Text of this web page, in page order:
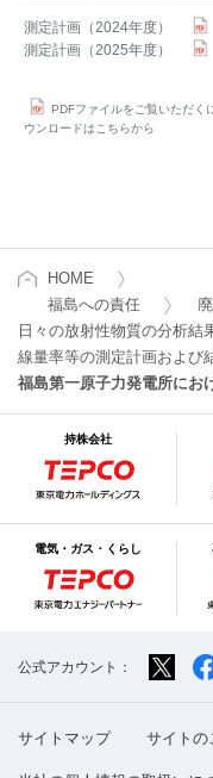
測定計画（2024年度）
測定計画（2025年度）
PDFファイルをご覧いただ
ウンロードはこちらから
HOME
福島への責任
日々の放射性物質の分析結
線量率等の測定計画および
福島第一原子力発電所にお
持株会社
電気・ガス・くらし
公式アカウント：
サイトマップ サイトの